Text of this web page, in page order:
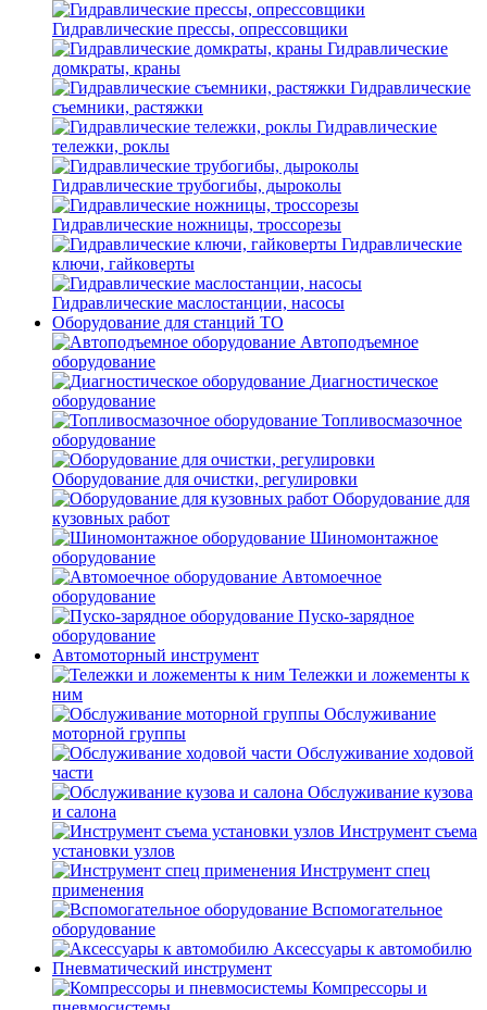
Гидравлические прессы, опрессовщики
Гидравлические
домкраты, краны
Гидравлические
съемники, растяжки
Гидравлические
тележки, роклы
Гидравлические трубогибы, дыроколы
Гидравлические ножницы, троссорезы
Гидравлические
ключи, гайковерты
Гидравлические маслостанции, насосы
Оборудование для станций ТО
Автоподъемное
оборудование
Диагностическое
оборудование
Топливосмазочное
оборудование
Оборудование для очистки, регулировки
Оборудование для
кузовных работ
Шиномонтажное
оборудование
Автомоечное
оборудование
Пуско-зарядное
оборудование
Автомоторный инструмент
Тележки и ложементы к
ним
Обслуживание
моторной группы
Обслуживание ходовой
части
Обслуживание кузова
и салона
Инструмент съема
установки узлов
Инструмент спец
применения
Вспомогательное
оборудование
Аксессуары к автомобилю
Пневматический инструмент
Компрессоры и